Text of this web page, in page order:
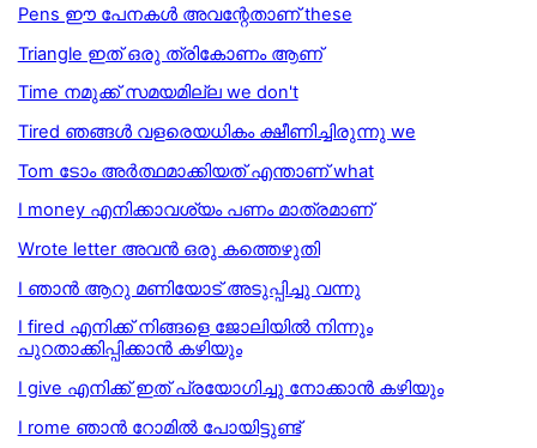
Pens ഈ പേനകൾ അവന്റേതാണ് these
Triangle ഇത് ഒരു ത്രികോണം ആണ്
Time നമുക്ക് സമയമില്ല we don't
Tired ഞങ്ങൾ വളരെയധികം ക്ഷീണിച്ചിരുന്നു we
Tom ടോം അര്‍ത്ഥമാക്കിയത് എന്താണ് what
I money എനിക്കാവശ്യം പണം മാത്രമാണ്
Wrote letter അവൻ ഒരു കത്തെഴുതി
I ഞാന്‍ ആറു മണിയോട് അടുപ്പിച്ചു വന്നു
I fired എനിക്ക് നിങ്ങളെ ജോലിയില്‍ നിന്നും
പുറതാക്കിപ്പിക്കാന്‍ കഴിയും
I give എനിക്ക് ഇത് പ്രയോഗിച്ചു നോക്കാന്‍ കഴിയും
I rome ഞാന്‍ റോമില്‍ പോയിട്ടുണ്ട്